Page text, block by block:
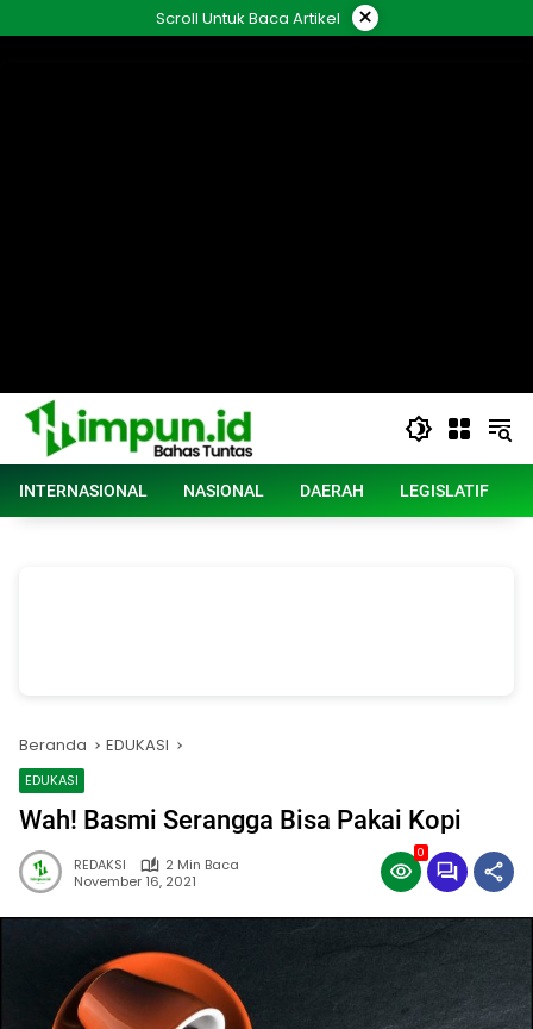
ke
Scroll Untuk Baca Artikel ×
INTERNASIONAL NASIONAL DAERAH LEGISLATIF
Beranda EDUKASI
EDUKASI
Wah! Basmi Serangga Bisa Pakai Kopi
REDAKSI
2 Min Baca
November 16, 2021
0